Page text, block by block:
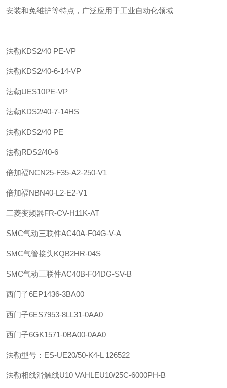
安装和免维护等特点，广泛应用于工业自动化领域
法勒KDS2/40 PE-VP
法勒KDS2/40-6-14-VP
法勒UES10PE-VP
法勒KDS2/40-7-14HS
法勒KDS2/40 PE
法勒RDS2/40-6
倍加福NCN25-F35-A2-250-V1
倍加福NBN40-L2-E2-V1
三菱变频器FR-CV-H11K-AT
SMC气动三联件AC40A-F04G-V-A
SMC气管接头KQB2HR-04S
SMC气动三联件AC40B-F04DG-SV-B
西门子6EP1436-3BA00
西门子6ES7953-8LL31-0AA0
西门子6GK1571-0BA00-0AA0
法勒型号：ES-UE20/50-K4-L 126522
法勒相线滑触线U10 VAHLEU10/25C-6000PH-B